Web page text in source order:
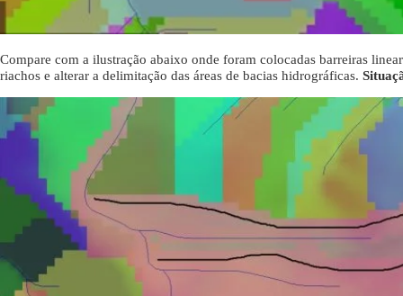
Compare com a ilustração abaixo onde foram colocadas barreiras
riachos e alterar a delimitação das áreas de bacias hidrográficas.